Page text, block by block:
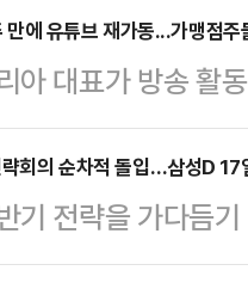
막판 지지층 결집
의힘은 대선을 사
음담패설 …
한계를 넘어섰다
부동산 시장이 관
고 있다.1일 국토
악성 미분양 주
11년 9개월 만에
에 유튜브 재가동...가맹점주
아 대표가 방송 활
상을 공개했다.1
채널에는 연속으
장하는 영상이 업
스타, 홍콩반점,
회의 순차적 돌입…삼성D 17
기 전략을 가다듬
이, 삼성전기 등 주